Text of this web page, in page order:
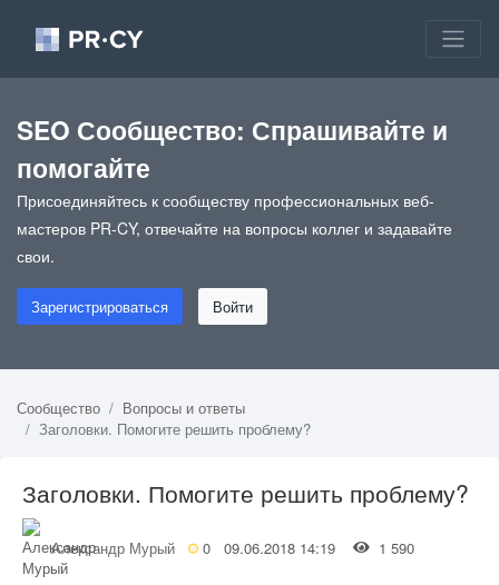
SEO Сообщество: Спрашивайте и
помогайте
Присоединяйтесь к сообществу профессиональных веб-
мастеров PR-CY, отвечайте на вопросы коллег и задавайте
свои.
Зарегистрироваться Войти
Сообщество
Вопросы и ответы
Заголовки. Помогите решить проблему?
Заголовки. Помогите решить проблему?
Александр Мурый 0 09.06.2018 14:19 1 590